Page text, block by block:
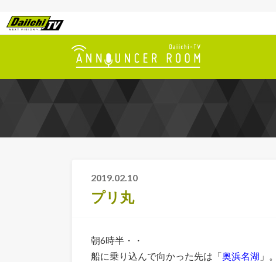
2019.02.10
プリ丸
朝6時半・・
船に乗り込んで向かった先は「奥浜名湖 」。